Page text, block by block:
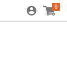
0